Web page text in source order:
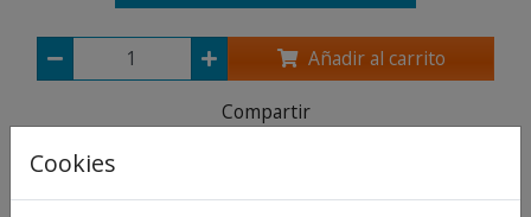
Añadir al carrito
Compartir
Cookies